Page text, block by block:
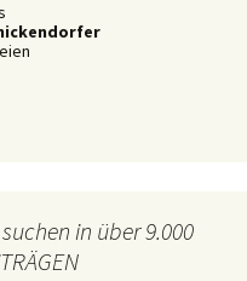
in über 9.000